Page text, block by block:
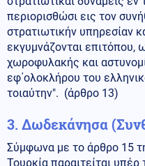
περιορισθώσι εις τον
στρατιωτικήν υπηρεσίαν
εκγυμνάζονται επιτόπου,
χωροφυλακής και
εφ΄ολοκλήρου του
τοιαύτην". (άρθρο 13)
3. Δωδεκάνησα
Σύμφωνα με το άρθρο 15
Τουρκία παραιτείται υπέρ